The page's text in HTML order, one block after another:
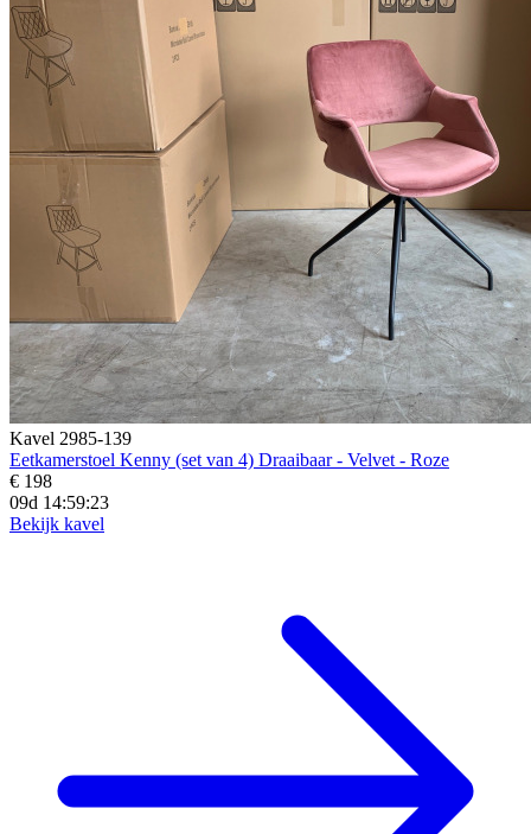
Kavel 2985-139
Eetkamerstoel Kenny (set van 4) Draaibaar - Velvet - Roze
€ 198
09d 14:59:21
Bekijk kavel